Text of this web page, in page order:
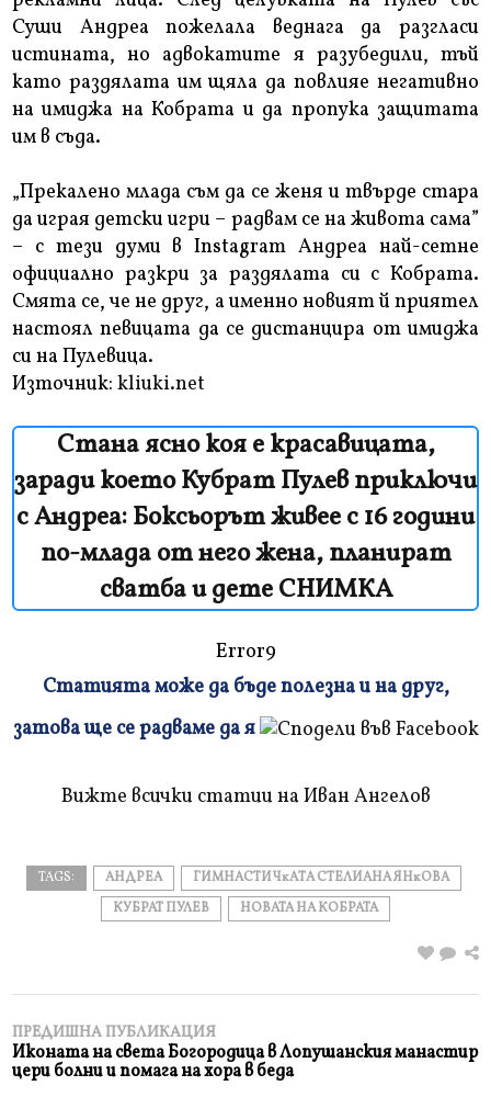
Суши Андреа пожелала веднага да разгласи
истината, но адвокатите я разубедили, тъй
като раздялата им щяла да повлияе негативно
на имиджа на Кобрата и да пропука защитата
им в съда.
„Прекалено млада съм да се женя и твърде стара
да играя детски игри – радвам се на живота сама”
– с тези думи в Instagram Андреа най-сетне
официално разкри за раздялата си с Кобрата.
Смята се, че не друг, а именно новият й приятел
настоял певицата да се дистанцира от имиджа
си на Пулевица.
Източник: kliuki.net
Стана ясно коя е красавицата,
заради което Кубрат Пулев приключи
с Андреа: Боксьорът живее с 16 години
по-млада от него жена, планират
сватба и дете СНИМКА
Error9
и
Статията може да бъде полезна и на друг,
затова ще се радваме да я
Вижте всички статии на Иван Ангелов
TAGS: АНДРЕА
ГИМНACТИЧĸAТA CТEЛИAНA ЯНĸOВA
КУБРАТ ПУЛЕВ
НОВАТА НА КОБРАТА
ПРЕДИШНА ПУБЛИКАЦИЯ
Иконата на света Богородица в Лопушанския манастир
цери болни и помага на хора в беда